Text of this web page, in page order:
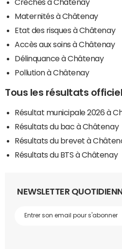
Crèches à Châtenay
Maternités à Châtenay
Etat des risques à Châtenay
Accès aux soins à Châtenay
Délinquance à Châtenay
Pollution à Châtenay
Tous les résultats
Résultat municipale 2026 à
Résultats du bac à Châtenay
Résultats du brevet à
Résultats du BTS à Châtenay
NEWSLETTER